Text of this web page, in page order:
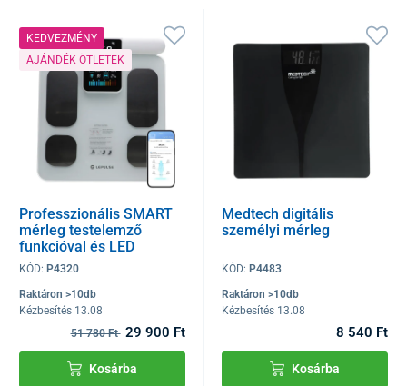
KEDVEZMÉNY
AJÁNDÉK ÖTLETEK
Professzionális SMART
mérleg testelemző
funkcióval és LED
kijelzővel a fogantyún +
Bluetooth
KÓD: P4320
Raktáron >10db
Kézbesítés 13.08
51 780 Ft 29 900 Ft
Kosárba
Medtech digitális
személyi mérleg
KÓD:P4483
Raktáron >10db
Kézbesítés 13.08
8 540 Ft
Kosárba